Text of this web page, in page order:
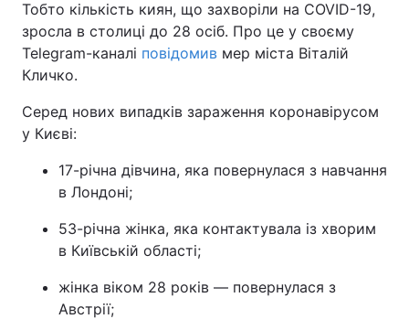
Тобто кількість киян, що захворіли на COVID-19,
зросла в столиці до 28 осіб. Про це у своєму
Telegram-каналі повідомив мер міста Віталій
Кличко.
Серед нових випадків зараження коронавірусом
у Києві:
17-річна дівчина, яка повернулася з навчання
в Лондоні;
53-річна жінка, яка контактувала із хворим
в Київській області;
жінка віком 28 років — повернулася з
Австрії;